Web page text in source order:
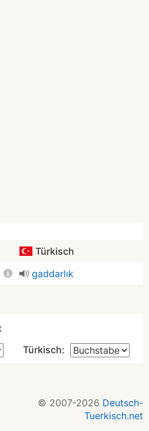
Türkisch
gaddarlık
Türkisch:
© 2007-2026 Deutsch-
Tuerkisch.net